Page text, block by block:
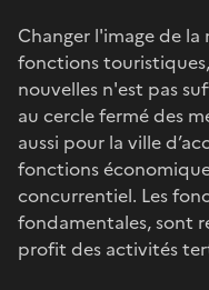
Changer l'image de
fonctions
nouvelles n'est pas
au cercle fermé des
aussi pour la ville
fonctions
concurrentiel. Les
fondamentales, sont
profit des activités